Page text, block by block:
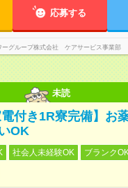
応募する
ーグループ株式会社 ケアサービス事業部
未読
電付き1R寮完備】お
OK
社会人未経験OK
ブランク